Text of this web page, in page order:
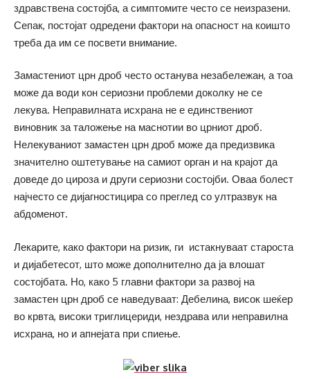
здравствена состојба, а симптомите често се неизразени.
Сепак, постојат одредени фактори на опасност на коишто
треба да им се посвети внимание.
Замастениот црн дроб често останува незабележан, а тоа
може да води кон сериозни проблеми доколку не се
лекува. Неправилната исхрана не е единствениот
виновник за таложење на маснотии во црниот дроб.
Нелекуваниот замастен црн дроб може да предизвика
значително оштетување на самиот орган и на крајот да
доведе до цироза и други сериозни состојби. Оваа болест
најчесто се дијагностицира со преглед со ултразвук на
абдоменот.
Лекарите, како фактори на ризик, ги истакнуваат староста
и дијабетесот, што може дополнително да ја влошат
состојбата. Но, како 5 главни фактори за развој на
замастен црн дроб се наведуваат: Дебелина, висок шеќер
во крвта, високи триглицериди, нездрава или неправилна
исхрана, но и апнејата при спиење.